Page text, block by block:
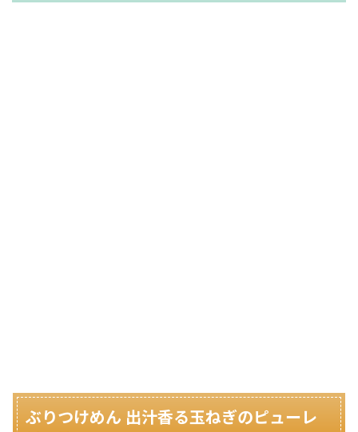
ぶりつけめん 出汁香る玉ねぎのピューレ